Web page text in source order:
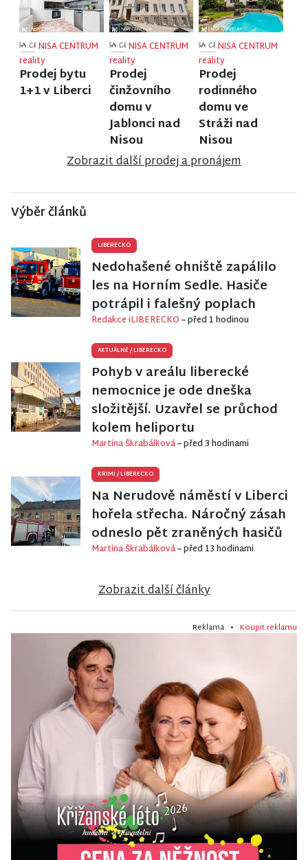
NISA CENTRUM
reality
Prodej bytu
1+1 v Liberci
NISA CENTRUM
reality
Prodej
činžovního
domu v
Jablonci nad
Nisou
NISA CENTRUM
reality
Prodej
rodinného
domu ve
Stráži nad
Nisou
Zobrazit další prodej a pronájem
Výběr článků
LIBERECKO
Nedohašené ohniště zapálilo
les na Horním Sedle. Hasiče
potrápil i falešný poplach
Redakce iLIBERECKO– před 1 hodinou
AKTUÁLNĚ/LIBERECKO
Pohyb v areálu liberecké
nemocnice je ode dneška
složitější. Uzavřel se průchod
kolem heliportu
Martina Škrabálková– před 3 hodinami
KRIMI /LIBERECKO
Na Nerudově náměstí v Liberci
hořela střecha. Náročný zásah
odneslo pět zraněných hasičů
Martina Škrabálková– před 13 hodinami
Zobrazit další články
Reklama • Koupit reklamu